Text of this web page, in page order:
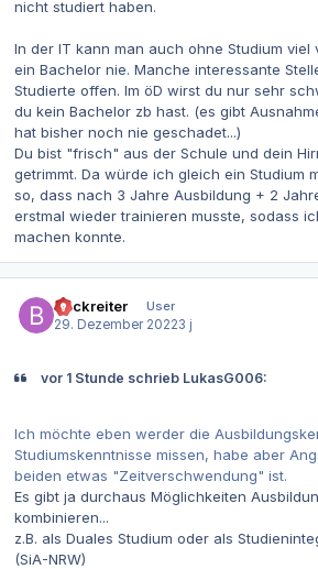
nicht studiert haben.
In der IT kann man auch ohne Studium
ein Bachelor nie. Manche interessante
Studierte offen. Im öD wirst du nur sehr
du kein Bachelor zb hast. (es gibt
hat bisher noch nie geschadet...)
Du bist "frisch" aus der Schule und dein
getrimmt. Da würde ich gleich ein Studium
so, dass nach 3 Jahre Ausbildung + 2
erstmal wieder trainieren musste, sodass
machen konnte.
Bockreiter
User
29. Dezember 20223 j
vor 1 Stunde schrieb LukasG006:
Ich möchte eben werder die
Studiumskenntnisse missen, habe aber
beiden etwas "Zeitverschwendung" ist.
Es gibt ja durchaus Möglichkeiten
kombinieren...
z.B. als Duales Studium oder als
(SiA-NRW)